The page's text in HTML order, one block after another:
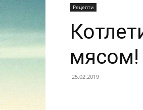
Рецепти
мясом!
25.02.2019